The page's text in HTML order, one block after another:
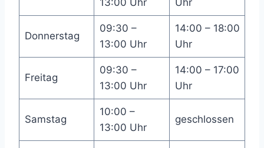
13:00 Uhr
Uhr
Donnerstag
09:30 –
13:00 Uhr
14:00 – 18:00
Uhr
Freitag
09:30 –
13:00 Uhr
14:00 – 17:00
Uhr
Samstag
10:00 –
13:00 Uhr
geschlossen